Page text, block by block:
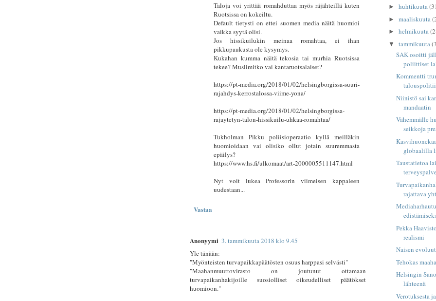
Taloja voi yrittää romahduttaa myös räjähteillä kuten
Ruotsissa on kokeiltu.
Default tietysti on ettei suomen media näitä huomioi
vaikka syytä olisi.
Jos hissikuilukin meinaa romahtaa, ei ihan
pikkupaukusta ole kysymys.
Kukahan kumma näitä tekosia tai murhia Ruotsissa
tekee? Muslimitko vai kantaruotsalaiset?
https://pt-media.org/2018/01/02/helsingborgissa-suuri-
rajahdys-kerrostalossa-viime-yona/
https://pt-media.org/2018/01/02/helsingborgissa-
rajaytetyn-talon-hissikuilu-uhkaa-romahtaa/
Tukholman Pikku poliisioperaatio kyllä meilläkin
huomioidaan vai olisiko ollut jotain suuremmasta
epäilys?
https://www.hs.fi/ulkomaat/art-2000005511147.html
Nyt voit lukea Professorin viimeisen kappaleen
uudestaan...
Vastaa
Anonyymi 3. tammikuuta 2018 klo 9.45
Yle tänään:
"Myönteisten turvapaikkapäätösten osuus harppasi selvästi"
"Maahanmuuttovirasto on joutunut ottamaan
turvapaikanhakijoille suosiolliset oikeudelliset päätökset
huomioon."
► huhtikuuta
► maaliskuuta
► helmikuuta
▼ tammikuuta
SAK osoitti
poliittiset
Kommentti
Niinistö sai
mandaatin
Vähemmälle
seikkoja
globaalilla
Taustatietoa
rajattava
Pekka
realismi
Naisen
Tehokas
Helsingin
lähteenä
Verotuksesta